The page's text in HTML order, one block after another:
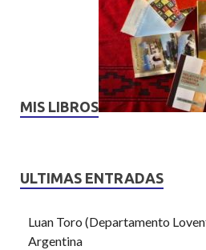
MIS LIBROS
ULTIMAS ENTRADAS
Luan Toro (Departamento
Argentina